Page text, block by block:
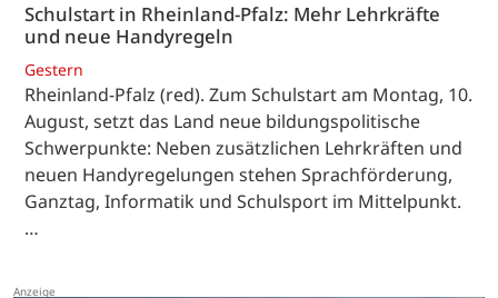
Schulstart in Rheinland-Pfalz: Mehr Lehrkräfte
und neue Handyregeln
Gestern
Rheinland-Pfalz (red). Zum Schulstart am Montag, 10.
August, setzt das Land neue bildungspolitische
Schwerpunkte: Neben zusätzlichen Lehrkräften und
neuen Handyregelungen stehen Sprachförderung,
Ganztag, Informatik und Schulsport im Mittelpunkt.
…